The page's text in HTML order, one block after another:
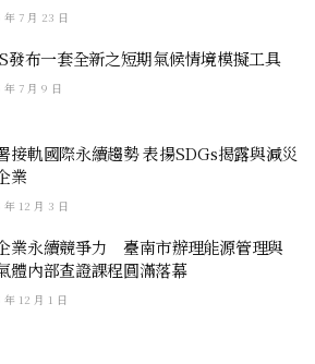
年 7 月 23 日
發布一套全新之短期氣候情境模擬工具
年 7 月 9 日
接軌國際永續趨勢 表揚SDGs揭露與減災
業
年 12 月 3 日
業永續競爭力 臺南市辦理能源管理與
體內部查證課程圓滿落幕
年 12 月 1 日